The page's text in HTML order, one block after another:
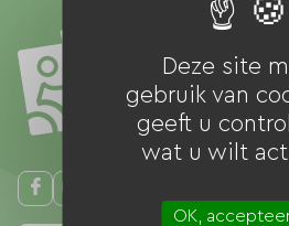
Deze site
gebruik van
geeft u
wat u wilt
OK,